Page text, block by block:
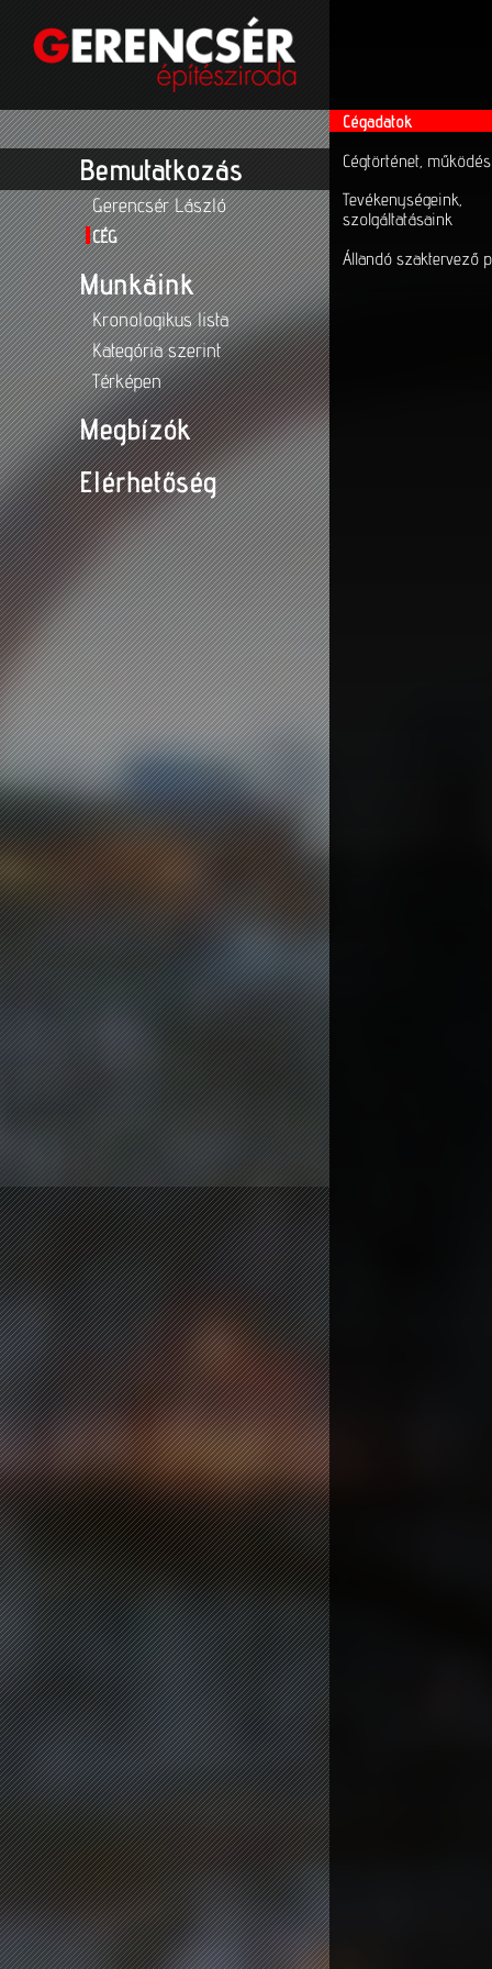
Bemutatkozás
Gerencsér László
CÉG
Munkáink
Kronologikus lista
Kategória szerint
Térképen
Megbízók
Elérhetőség
Cégadatok
Cégtörténet, működés
Tevékenységeink,
szolgáltatásaink
Állandó szaktervező